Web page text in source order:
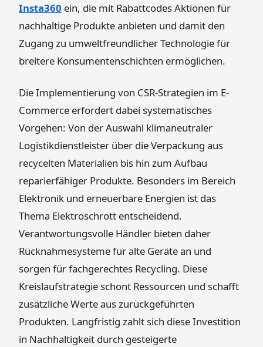
Insta360 ein, die mit Rabattcodes Aktionen für
nachhaltige Produkte anbieten und damit den
Zugang zu umweltfreundlicher Technologie für
breitere Konsumentenschichten ermöglichen.
Die Implementierung von CSR-Strategien im E-
Commerce erfordert dabei systematisches
Vorgehen: Von der Auswahl klimaneutraler
Logistikdienstleister über die Verpackung aus
recycelten Materialien bis hin zum Aufbau
reparierfähiger Produkte. Besonders im Bereich
Elektronik und erneuerbare Energien ist das
Thema Elektroschrott entscheidend.
Verantwortungsvolle Händler bieten daher
Rücknahmesysteme für alte Geräte an und
sorgen für fachgerechtes Recycling. Diese
Kreislaufstrategie schont Ressourcen und schafft
zusätzliche Werte aus zurückgeführten
Produkten. Langfristig zahlt sich diese Investition
in Nachhaltigkeit durch gesteigerte